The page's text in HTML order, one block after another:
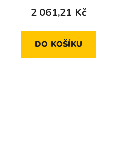
2 061,21 Kč
DO KOŠÍKU